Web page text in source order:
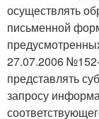
осуществлять
письменной
27.07.2006
представлять
запросу